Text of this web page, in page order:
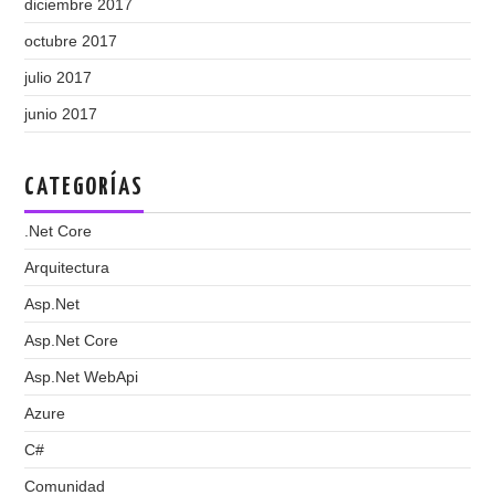
diciembre 2017
octubre 2017
julio 2017
junio 2017
CATEGORÍAS
.Net Core
Arquitectura
Asp.Net
Asp.Net Core
Asp.Net WebApi
Azure
C#
Comunidad